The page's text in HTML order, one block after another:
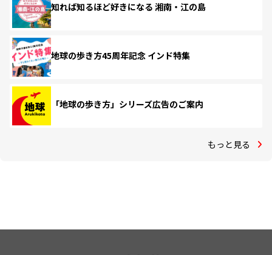
知れば知るほど好きになる 湘南・江の島
地球の歩き方45周年記念 インド特集
「地球の歩き方」シリーズ広告のご案内
もっと見る